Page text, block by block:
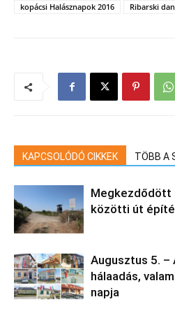
kopácsi Halásznapok 2016
Ribarski
KAPCSOLÓDÓ CIKKEK TÖBB A
Megkezdődött
közötti út
Augusztus 5. –
hálaadás,
napja